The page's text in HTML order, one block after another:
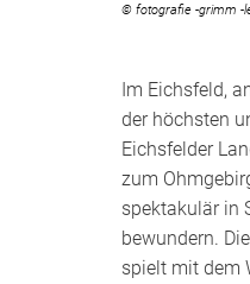
© fotografie -grimm -
Im Eichsfeld,
der höchsten
Eichsfelder
zum
spektakulär in
bewundern.
spielt mit dem